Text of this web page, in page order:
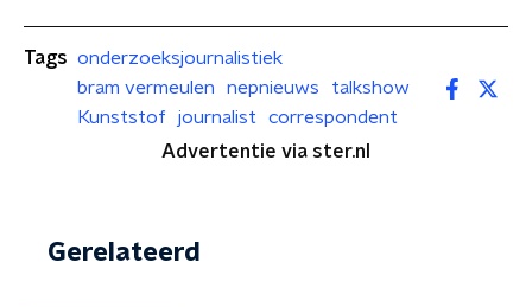
Tags onderzoeksjournalistiek
bram vermeulen
nepnieuws
talkshow
Kunststof
journalist
correspondent
Advertentie via ster.nl
Gerelateerd